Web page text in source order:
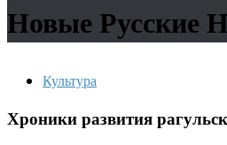
Новые Русские
Культура
Хроники развития